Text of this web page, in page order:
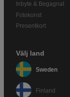
Inbyte & Begagnat
Fotokonst
Presentkort
Välj land
Sweden
Finland